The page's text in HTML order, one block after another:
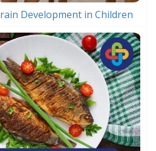
Development in Children